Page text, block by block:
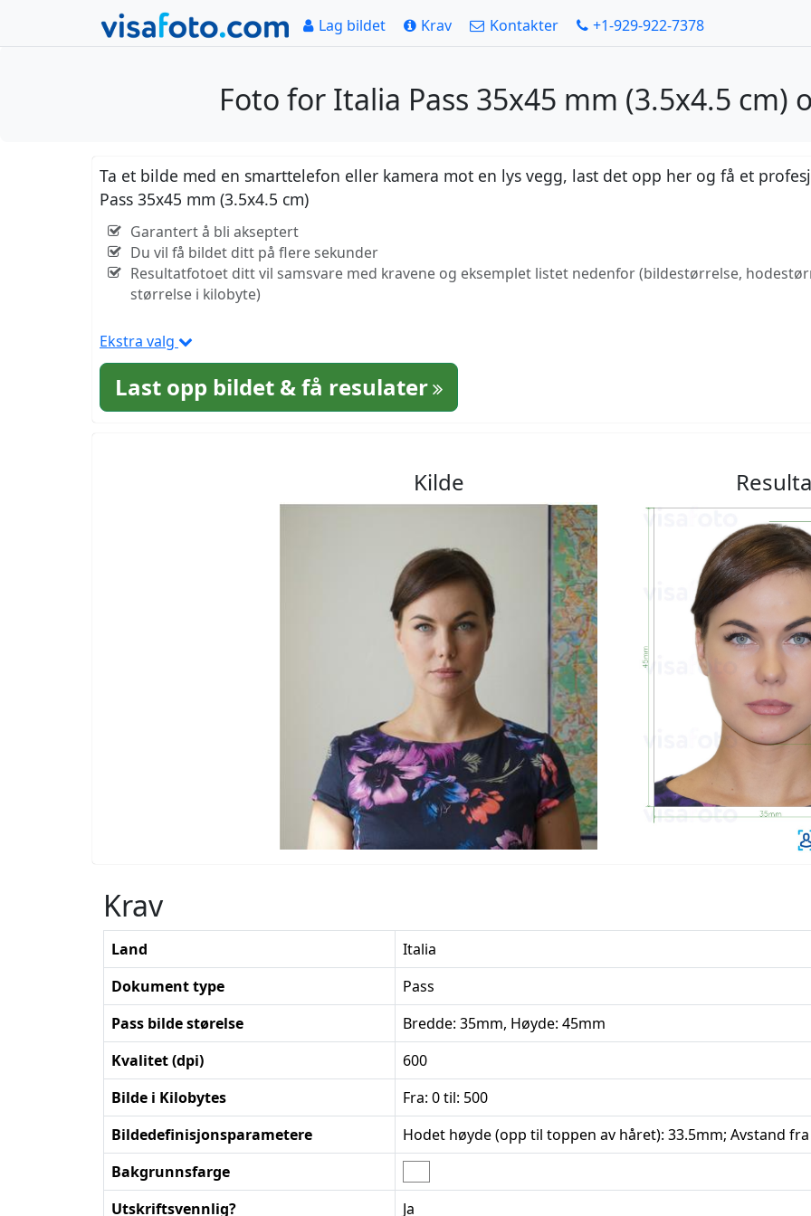
Lag bildet Krav Kontakter +1-929-922-7378
Foto for Italia Pass 35x45 mm (3.5x4.5 cm)
Ta et bilde med en smarttelefon eller kamera mot en lys vegg, last det opp her og få et
Pass 35x45 mm (3.5x4.5 cm)
Garantert å bli akseptert
Du vil få bildet ditt på flere sekunder
Resultatfotoet ditt vil samsvare med kravene og eksemplet listet nedenfor (bildestørrelse,
størrelse i kilobyte)
Ekstra valg
Last opp bildet & få resulater
Kilde
Krav
Land
Italia
Dokument type
Pass
Pass bilde størelse
Bredde: 35mm, Høyde: 45mm
Kvalitet (dpi)
600
Bilde i Kilobytes
Fra: 0 til: 500
Bildedefinisjonsparametere
Hodet høyde (opp til toppen av håret): 33.5mm; Avstand
Bakgrunnsfarge
Utskriftsvennlig?
Ja